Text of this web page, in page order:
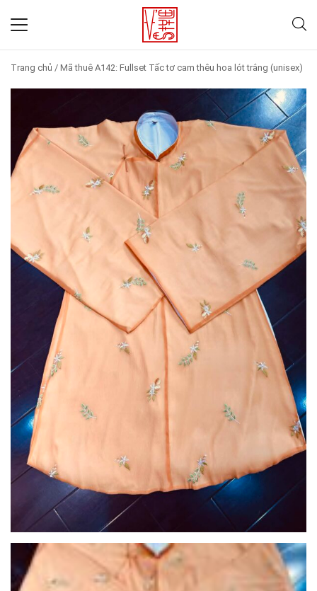
Trang chủ / Mã thuê A142: Fullset Tấc tơ cam thêu hoa lót trắng (unisex)